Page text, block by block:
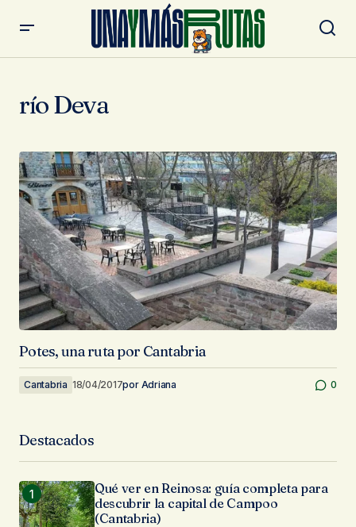
río Deva
Potes, una ruta por Cantabria
Cantabria 18/04/2017por Adriana 0
Destacados
Qué ver en Reinosa: guía completa para
descubrir la capital de Campoo
(Cantabria)